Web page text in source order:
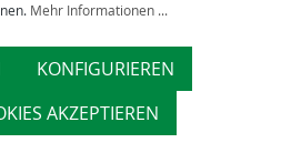
Mehr Informationen ...
KONFIGURIEREN
AKZEPTIEREN